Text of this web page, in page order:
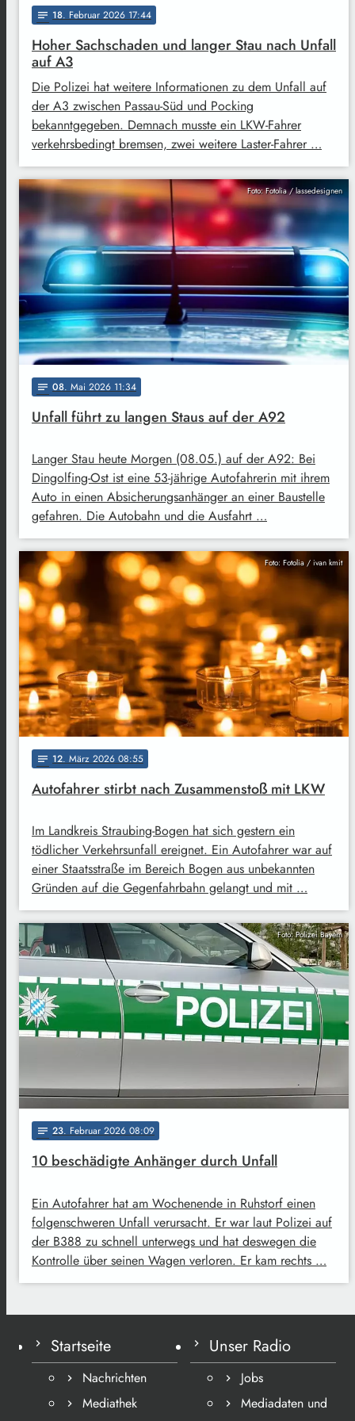
notes 18. Februar 2026 17:44
Hoher Sachschaden und langer Stau nach Unfall
auf A3
Die Polizei hat weitere Informationen zu dem Unfall auf
der A3 zwischen Passau-Süd und Pocking
bekanntgegeben. Demnach musste ein LKW-Fahrer
verkehrsbedingt bremsen, zwei weitere Laster-Fahrer …
Foto: Fotolia / lassedesignen
notes 08. Mai 2026 11:34
Unfall führt zu langen Staus auf der A92
Langer Stau heute Morgen (08.05.) auf der A92: Bei
Dingolfing-Ost ist eine 53-jährige Autofahrerin mit ihrem
Auto in einen Absicherungsanhänger an einer Baustelle
gefahren. Die Autobahn und die Ausfahrt …
Foto: Fotolia / ivan kmit
notes 12. März 2026 08:55
Autofahrer stirbt nach Zusammenstoß mit LKW
Im Landkreis Straubing-Bogen hat sich gestern ein
tödlicher Verkehrsunfall ereignet. Ein Autofahrer war auf
einer Staatsstraße im Bereich Bogen aus unbekannten
Gründen auf die Gegenfahrbahn gelangt und mit …
Foto: Polizei Bayern
notes 23. Februar 2026 08:09
10 beschädigte Anhänger durch Unfall
Ein Autofahrer hat am Wochenende in Ruhstorf einen
folgenschweren Unfall verursacht. Er war laut Polizei auf
der B388 zu schnell unterwegs und hat deswegen die
Kontrolle über seinen Wagen verloren. Er kam rechts …
Startseite
Nachrichten
Mediathek
Unser Radio
Jobs
Mediadaten und